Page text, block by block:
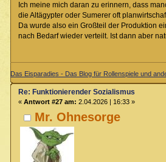
Ich meine mich daran zu erinnern, dass
die Altägypter oder Sumerer oft
Da wurde also ein Großteil der Produktion
nach Bedarf wieder verteilt. Ist dann aber
Das Eisparadies - Das Blog für Rollenspiele und
Mr. Ohnesorge
Re: Funktionierender Sozialismus
« Antwort #27 am: 2.04.2026 | 16:33 »